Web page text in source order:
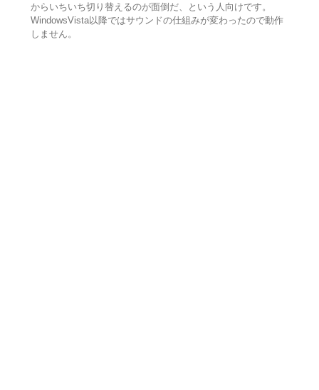
からいちいち切り替えるのが面倒だ、という人向けです。
WindowsVista以降ではサウンドの仕組みが変わったので動作
しません。